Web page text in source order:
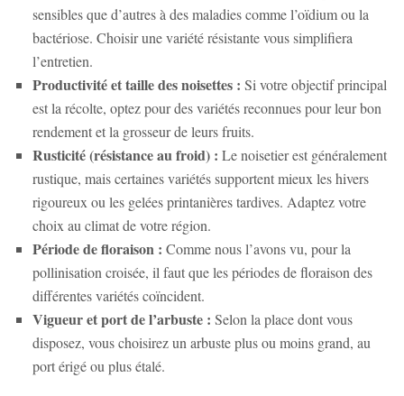
sensibles que d’autres à des maladies comme l’oïdium ou la
bactériose. Choisir une variété résistante vous simplifiera
l’entretien.
Productivité et taille des noisettes : Si votre objectif principal
est la récolte, optez pour des variétés reconnues pour leur bon
rendement et la grosseur de leurs fruits.
Rusticité (résistance au froid) : Le noisetier est généralement
rustique, mais certaines variétés supportent mieux les hivers
rigoureux ou les gelées printanières tardives. Adaptez votre
choix au climat de votre région.
Période de floraison : Comme nous l’avons vu, pour la
pollinisation croisée, il faut que les périodes de floraison des
différentes variétés coïncident.
Vigueur et port de l’arbuste : Selon la place dont vous
disposez, vous choisirez un arbuste plus ou moins grand, au
port érigé ou plus étalé.